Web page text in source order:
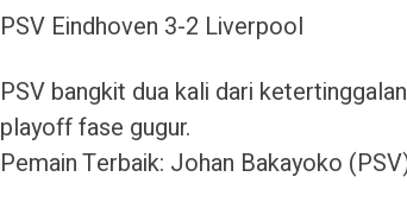
PSV Eindhoven 3-2 Liverpool
PSV bangkit dua kali dari
playoff fase gugur.
Pemain Terbaik: Johan Bakayoko